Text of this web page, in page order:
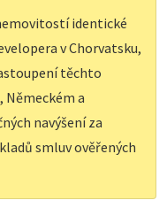
identické
v Chorvatsku,
těchto
Německém a
navýšení za
smluv ověřených